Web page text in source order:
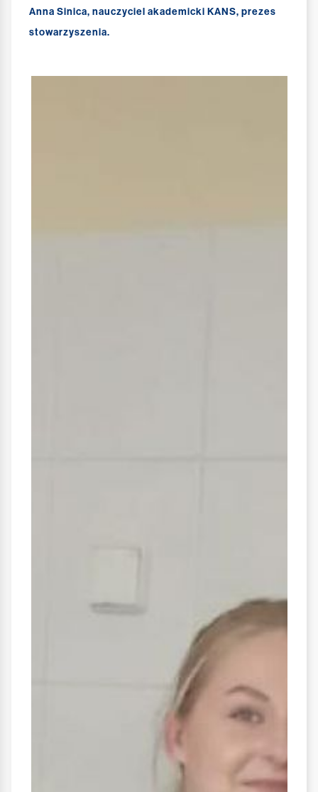
Anna Sinica, nauczyciel akademicki KANS, prezes
stowarzyszenia.